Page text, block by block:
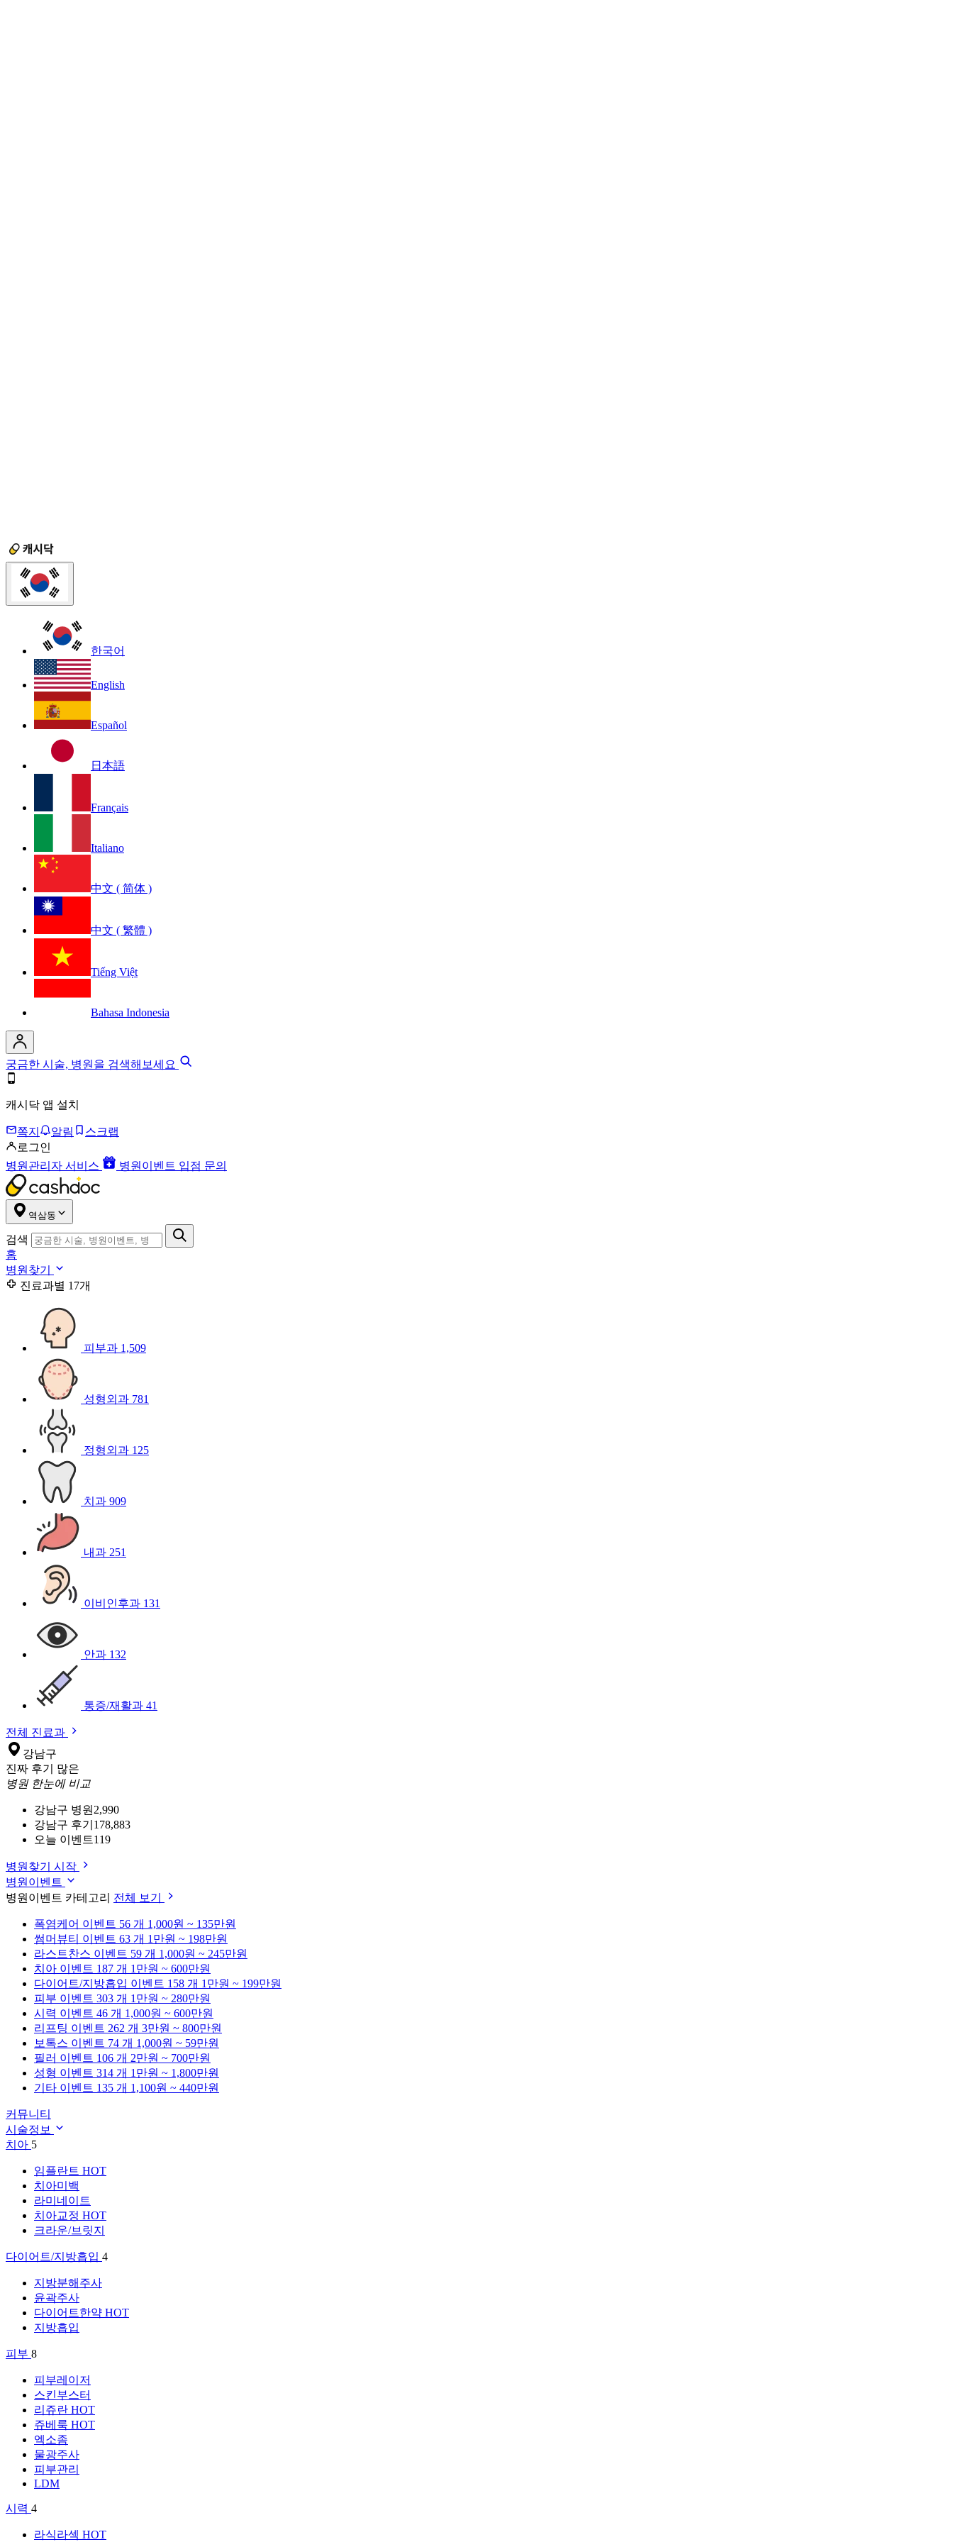
한국어
English
Español
日本語
Français
Italiano
中文 ( 简体 )
中文 ( 繁體 )
Tiếng Việt
Bahasa Indonesia
궁금한 시술, 병원을 검색해보세요
캐시닥 앱 설치
쪽지 알림
스크랩
로그인
병원관리자 서비스
병원이벤트 입점 문의
역삼동
검색
홈
병원찾기
진료과별 17개
피부과 1,509
성형외과 781
정형외과 125
치과 909
내과 251
이비인후과 131
안과 132
통증/재활과 41
전체 진료과
강남구
진짜 후기 많은
병원 한눈에 비교
강남구 병원 2,990
강남구 후기 178,883
오늘 이벤트119
병원찾기 시작
병원이벤트
병원이벤트 카테고리 전체 보기
폭염케어 이벤트 56 개 1,000원 ~ 135만원
썸머뷰티 이벤트 63 개 1만원 ~ 198만원
라스트찬스 이벤트 59 개 1,000원 ~ 245만원
치아 이벤트 187 개 1만원 ~ 600만원
다이어트/지방흡입 이벤트 158 개 1만원 ~ 199만원
피부 이벤트 303 개 1만원 ~ 280만원
시력 이벤트 46 개 1,000원 ~ 600만원
리프팅 이벤트 262 개 3만원 ~ 800만원
보톡스 이벤트 74 개 1,000원 ~ 59만원
필러 이벤트 106 개 2만원 ~ 700만원
성형 이벤트 314 개 1만원 ~ 1,800만원
기타 이벤트 135 개 1,100원 ~ 440만원
커뮤니티
시술정보
치아 5
임플란트 HOT
치아미백
라미네이트
치아교정 HOT
크라운/브릿지
다이어트/지방흡입 4
지방분해주사
윤곽주사
다이어트한약 HOT
지방흡입
피부 8
피부레이저
스킨부스터
리쥬란 HOT
쥬베룩 HOT
엑소좀
물광주사
피부관리
LDM
시력 4
라식라섹 HOT